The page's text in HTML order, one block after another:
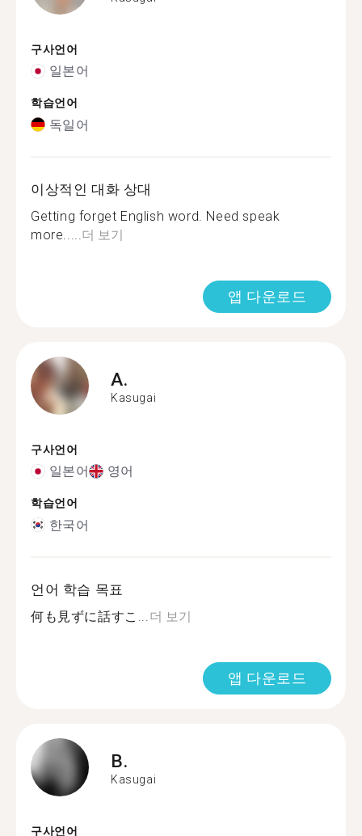
구사언어
일본어
학습언어
독일어
이상적인 대화 상대
Getting forget English word. Need speak
more..... 더 보기
앱 다운로드
A.
Kasugai
구사언어
일본어 영어
학습언어
한국어
언어 학습 목표
何も見ずに話すこ... 더 보기
앱 다운로드
B.
Kasugai
구사언어